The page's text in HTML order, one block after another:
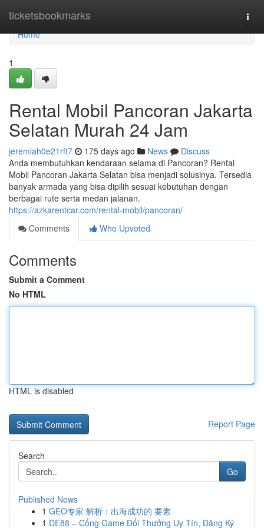
ticketsbookmarks
Home
Home
1
Rental Mobil Pancoran Jakarta
Selatan Murah 24 Jam
jeremiah0e21rft7 175 days ago News
Discuss
Anda membutuhkan kendaraan selama di Pancoran? Rental
Mobil Pancoran Jakarta Selatan bisa menjadi solusinya. Tersedia
banyak armada yang bisa dipilih sesuai kebutuhan dengan
berbagai rute serta medan jalanan.
https://azkarentcar.com/rental-mobil/pancoran/
Comments
Who Upvoted
Comments
Submit a Comment
No HTML
HTML is disabled
Report Page
Search
Go
Published News
1 GEO专家 解析：出海成功的 要素
1 DE88 – Cổng Game Đổi Thưởng Uy Tín, Đăng Ký